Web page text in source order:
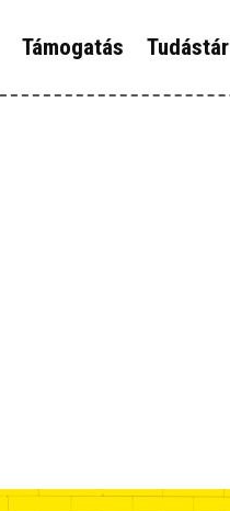
Támogatás Tudástár